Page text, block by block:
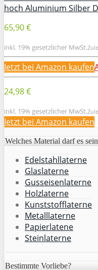
hoch Aluminium Silber
65,90 €
inkl. 19% gesetzlicher MwSt.
Jetzt bei Amazon kaufen
24,98 €
inkl. 19% gesetzlicher MwSt.
Jetzt bei Amazon kaufen
Welches Material darf es
Edelstahllaterne
Glaslaterne
Gusseisenlaterne
Holzlaterne
Kunststofflaterne
Metalllaterne
Papierlatene
Steinlaterne
Bestimmte Vorliebe?